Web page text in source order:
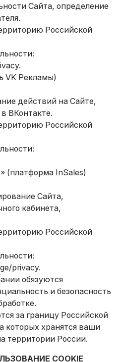
Сайта, определение
Российской
.
VK Рекламы)
действий на Сайте,
ВКонтакте.
Российской
(платформа InSales)
Сайта,
кабинета,
Российской
privacy.
обязуются
и безопасность
за границу Российской
которых хранятся ваши
территории России.
COOKIE